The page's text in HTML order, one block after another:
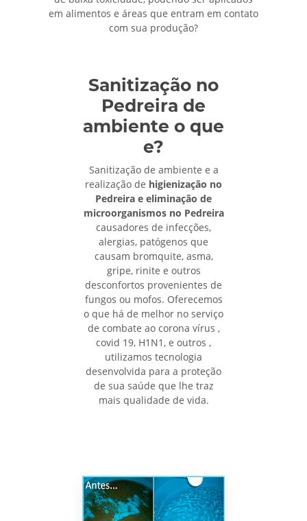
em alimentos e áreas que entram em contato
com sua produção?
Sanitização no
Pedreira de
ambiente o que
e?
Sanitização de ambiente e a
realização de higienização no
Pedreira e eliminação de
microorganismos no Pedreira
causadores de infecções,
alergias, patógenos que
causam bromquite, asma,
gripe, rinite e outros
desconfortos provenientes de
fungos ou mofos. Oferecemos
o que há de melhor no serviço
de combate ao corona vírus ,
covid 19, H1N1, e outros ,
utilizamos tecnologia
desenvolvida para a proteção
de sua saúde que lhe traz
mais qualidade de vida.